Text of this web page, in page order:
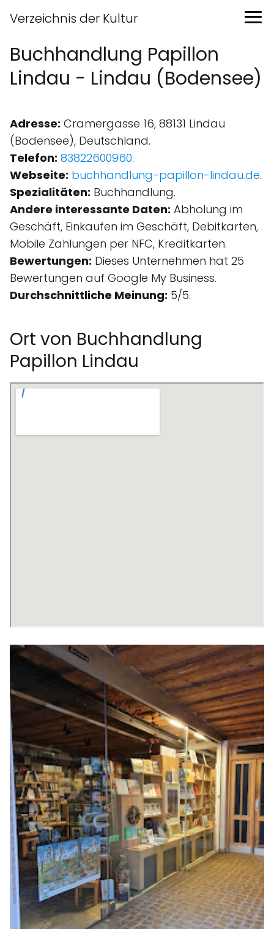
Verzeichnis der Kultur
Buchhandlung Papillon
Lindau - Lindau (Bodensee)
Adresse: Cramergasse 16, 88131 Lindau
(Bodensee), Deutschland.
Telefon: 83822600960.
Webseite: buchhandlung-papillon-lindau.de.
Spezialitäten: Buchhandlung.
Andere interessante Daten: Abholung im
Geschäft, Einkaufen im Geschäft, Debitkarten,
Mobile Zahlungen per NFC, Kreditkarten.
Bewertungen: Dieses Unternehmen hat 25
Bewertungen auf Google My Business.
Durchschnittliche Meinung: 5/5.
Ort von Buchhandlung
Papillon Lindau